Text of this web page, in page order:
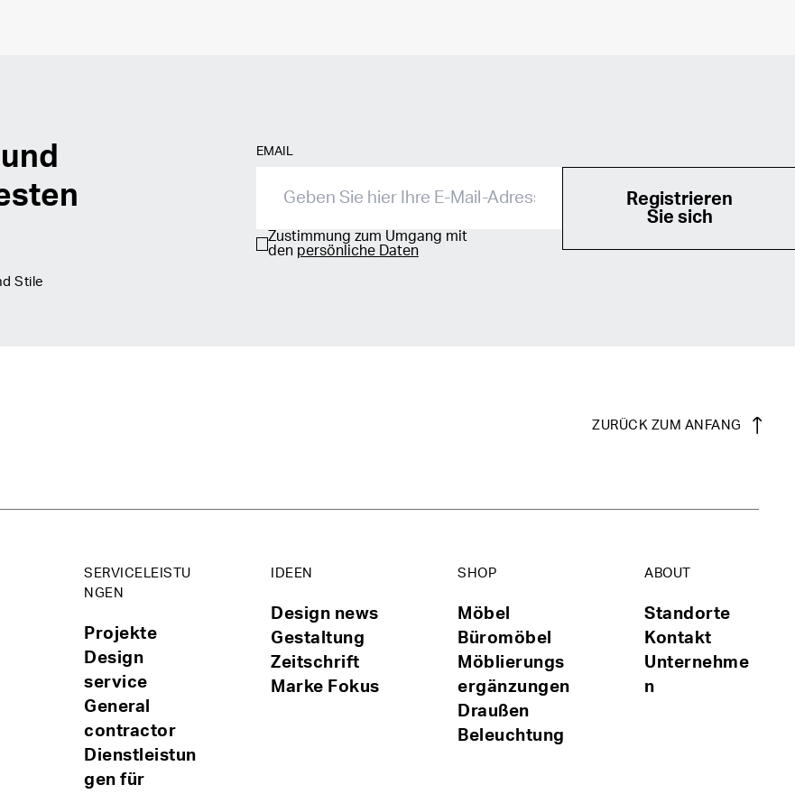
Stile
EMAIL
Zustimmung zum Umgang mit
den persönliche Daten
Registrieren
Sie sich
ZURÜCK ZUM ANFANG
SERVICELEISTU
NGEN
Projekte
Design
service
General
contractor
Dienstleistun
gen für
IDEEN
Design news
Gestaltung
Zeitschrift
Marke Fokus
SHOP
Möbel
Büromöbel
Möblierungs
ergänzungen
Draußen
Beleuchtung
ABOUT
Standorte
Kontakt
Unternehme
n